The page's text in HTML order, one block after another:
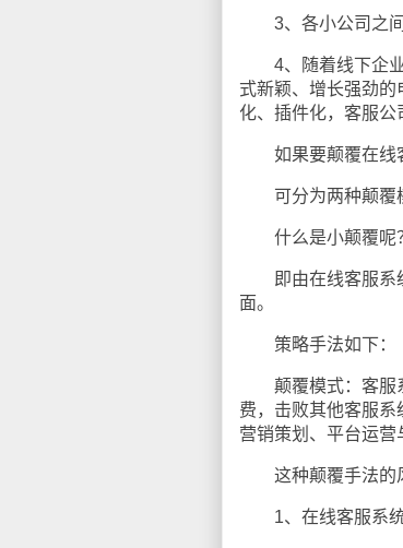
3、各小公司之间
4、随着线下企业
式新颖、增长强劲
化、插件化，客服公
如果要颠覆在线客
可分为两种颠覆模
什么是小颠覆呢
即由在线客服系统
面。
策略手法如下：
颠覆模式：客服系
费，击败其他客服系
营销策划、平台运营
这种颠覆手法的
1、在线客服系统